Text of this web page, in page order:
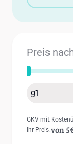
Preis
g
GKV mit
Ihr Preis:von